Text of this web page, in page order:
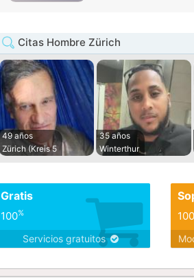
Citas Hombre Zürich
49 años
Zürich (Kreis 5
35 años
Winterthur
Gratis
100%
Servicios gratuitos